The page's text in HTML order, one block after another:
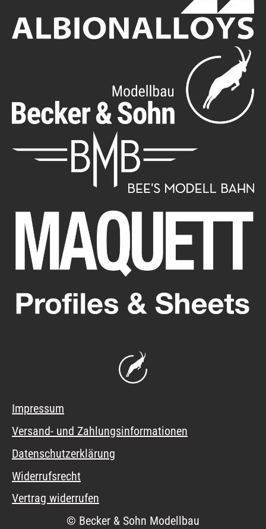
Impressum
Versand- und Zahlungsinformationen
Datenschutzerklärung
Widerrufsrecht
Vertrag widerrufen
© Becker & Sohn Modellbau